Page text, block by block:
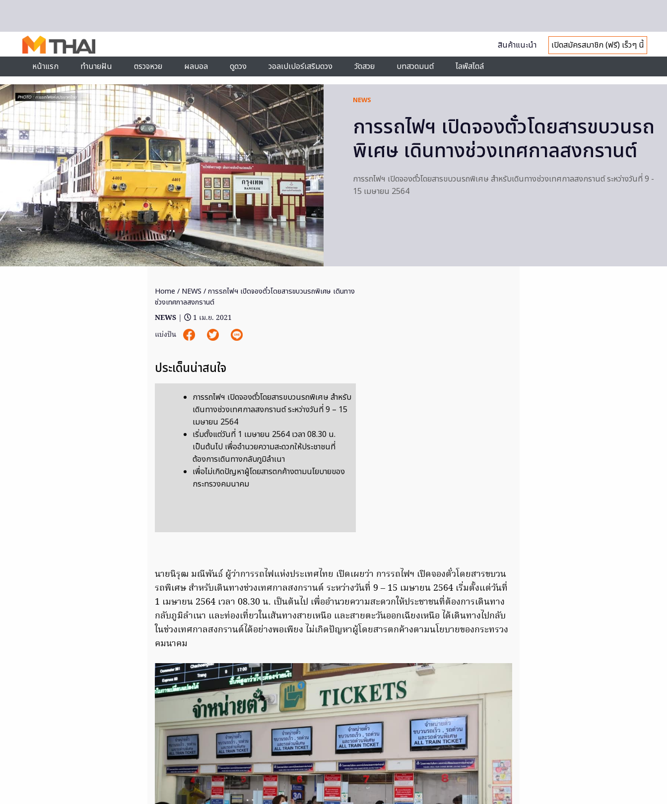
สินค้าแนะนำ
เปิดสมัครสมาชิก (ฟรี) เร็วๆ นี้
หน้าแรก
ทำนายฝัน ตรวจหวย ผลบอล ดูดวง วอลเปเปอร์เสริมดวง วัดสวย บทสวดมนต์ ไลฟ์สไตล์
NEWS
การรถไฟฯ เปิดจองตั๋วโดยสารขบวนรถ
พิเศษ เดินทางช่วงเทศกาลสงกรานต์
การรถไฟฯ เปิดจองตั๋วโดยสารขบวนรถพิเศษ สำหรับเดินทางช่วงเทศกาลสงกรานต์ ระหว่างวันที่ 9 -
15 เมษายน 2564
Home / NEWS / การรถไฟฯ เปิดจองตั๋วโดยสารขบวนรถพิเศษ เดินทาง
ช่วงเทศกาลสงกรานต์
NEWS |
1 เม.ย. 2021
แบ่งปัน
ประเด็นน่าสนใจ
การรถไฟฯ เปิดจองตั๋วโดยสารขบวนรถพิเศษ สำหรับ
เดินทางช่วงเทศกาลสงกรานต์ ระหว่างวันที่ 9 – 15
เมษายน 2564
เริ่มตั้งแต่วันที่ 1 เมษายน 2564 เวลา 08.30 น.
เป็นต้นไป เพื่ออำนวยความสะดวกให้ประชาชนที่
ต้องการเดินทางกลับภูมิลำเนา
เพื่อไม่เกิดปัญหาผู้โดยสารตกค้างตามนโยบายของ
กระทรวงคมนาคม
นายนิรุฒ มณีพันธ์ ผู้ว่าการรถไฟแห่งประเทศไทย เปิดเผยว่า การรถไฟฯ เปิดจองตั๋วโดยสารขบวน
รถพิเศษ สำหรับเดินทางช่วงเทศกาลสงกรานต์ ระหว่างวันที่ 9 – 15 เมษายน 2564 เริ่มตั้งแต่วันที่
1 เมษายน 2564 เวลา 08.30 น. เป็นต้นไป เพื่ออำนวยความสะดวกให้ประชาชนที่ต้องการเดินทาง
กลับภูมิลำเนา และท่องเที่ยวในเส้นทางสายเหนือ และสายตะวันออกเฉียงเหนือ ได้เดินทางไปกลับ
ในช่วงเทศกาลสงกรานต์ได้อย่างพอเพียง ไม่เกิดปัญหาผู้โดยสารตกค้างตามนโยบายของกระทรวง
คมนาคม